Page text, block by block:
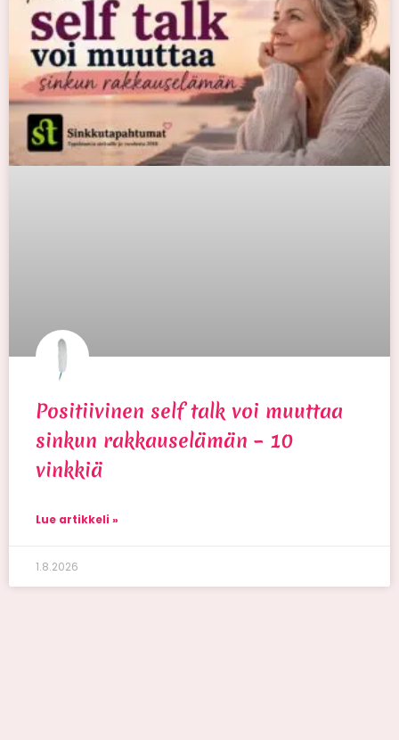
Positiivinen self talk voi muuttaa
sinkun rakkauselämän – 10
vinkkiä
Lue artikkeli »
1.8.2026